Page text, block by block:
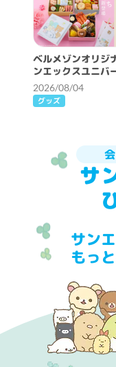
ベルメゾンオリジ
ンエックスユニバ
2027年おせち
2026/08/04
グッズ
サ
サン
もっ